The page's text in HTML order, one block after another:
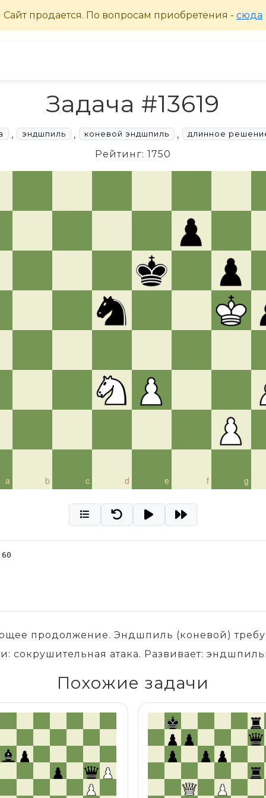
Задача #13619
, эндшпиль , коневой эндшпиль , длинное
Рейтинг: 1750
a
b
c d e f g
продолжение. Эндшпиль (коневой)
сокрушительная атака. Развивает:
Похожие задачи